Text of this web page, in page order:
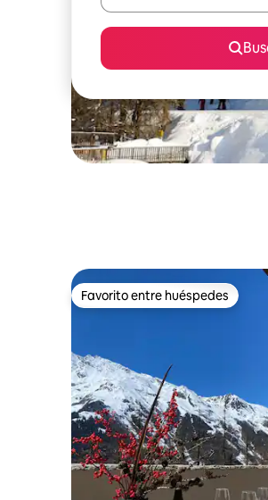
Favorito entre huéspedes
Favorito entre huéspedes